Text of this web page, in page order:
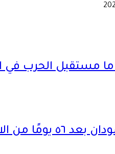
ما مستقبل الحرب في
من الاشتباكات؟